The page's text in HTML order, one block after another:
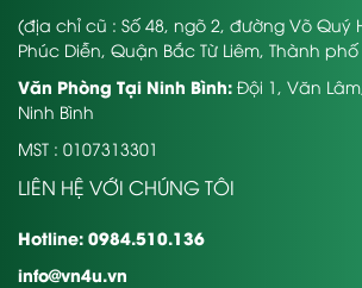
(địa chỉ cũ : Số 48, ngõ 2, đường Võ Quý
Phúc Diễn, Quận Bắc Từ Liêm, Thành
Văn Phòng Tại Ninh Bình: Đội 1, Văn
Ninh Bình
MST : 0107313301
LIÊN HỆ VỚI CHÚNG TÔI
Hotline: 0984.510.136
info@vn4u.vn